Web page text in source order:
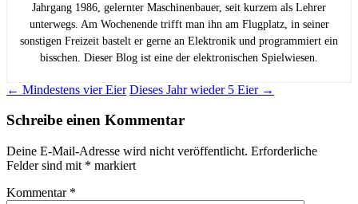
Jahrgang 1986, gelernter Maschinenbauer, seit kurzem als Lehrer
unterwegs. Am Wochenende trifft man ihn am Flugplatz, in seiner
sonstigen Freizeit bastelt er gerne an Elektronik und programmiert ein
bisschen. Dieser Blog ist eine der elektronischen Spielwiesen.
Beitragsnavigation
← Mindestens vier Eier Dieses Jahr wieder 5 Eier →
Schreibe einen Kommentar
Deine E-Mail-Adresse wird nicht veröffentlicht. Erforderliche
Felder sind mit * markiert
Kommentar *